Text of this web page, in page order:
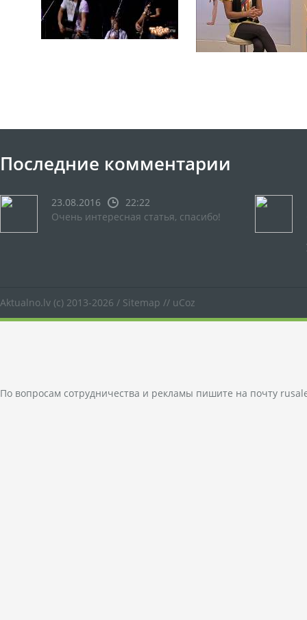
Последние комментарии
23.08.2016
22:22
Очень интересная статья, спасибо!
Aktualno.lv (c) 2013-2026 / Sitemap // uCoz
По вопросам сотрудничества и рекламы пишите на почту